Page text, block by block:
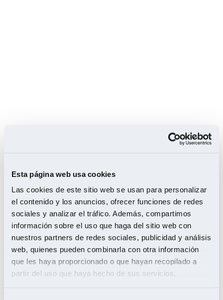
Esta página web usa cookies
Las cookies de este sitio web se usan para personalizar
el contenido y los anuncios, ofrecer funciones de redes
sociales y analizar el tráfico. Además, compartimos
información sobre el uso que haga del sitio web con
nuestros partners de redes sociales, publicidad y análisis
web, quienes pueden combinarla con otra información
que les haya proporcionado o que hayan recopilado a
partir del uso que haya hecho de sus servicios.
madera en
comercios y
restaurantes…
¡están de
moda!